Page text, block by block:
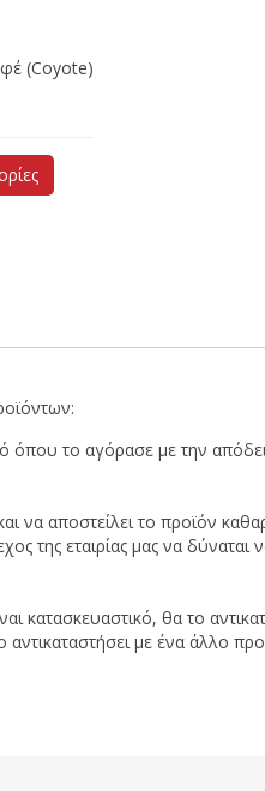
(Coyote)
το αγόρασε με την
να αποστείλει το προϊόν
της εταιρίας μας να δύναται
κατασκευαστικό, θα το
με ένα άλλο